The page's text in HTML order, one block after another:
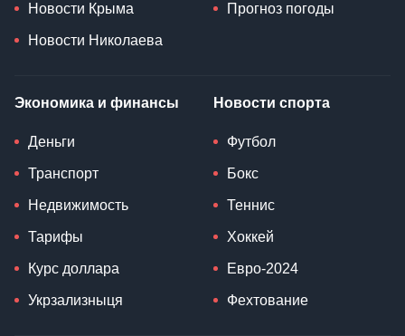
Новости Крыма
Новости Николаева
Прогноз погоды
Экономика и финансы
Деньги
Транспорт
Недвижимость
Тарифы
Курс доллара
Укрзализныця
Новости спорта
Футбол
Бокс
Теннис
Хоккей
Евро-2024
Фехтование